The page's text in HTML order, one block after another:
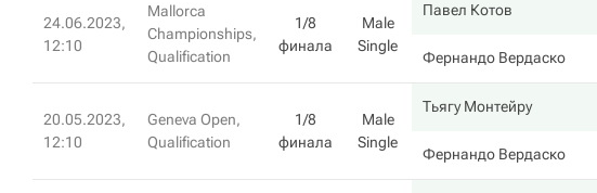
24.06.2023,
12:10
Mallorca
Championships,
Qualification
1/8
финала
Male
Single
Павел Котов
Фернандо Вердаско
20.05.2023,
12:10
Geneva Open,
Qualification
1/8
финала
Male
Single
Тьягу Монтейру
Фернандо Вердаско